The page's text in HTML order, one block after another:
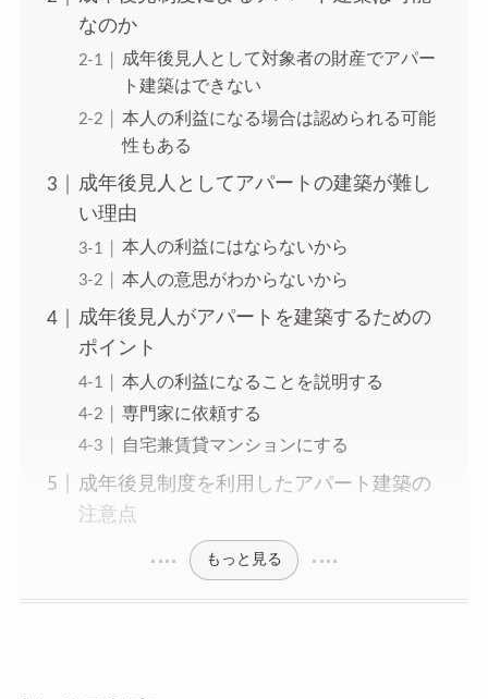
なのか
成年後見人として対象者の財産でアパー
ト建築はできない
本人の利益になる場合は認められる可能
性もある
成年後見人としてアパートの建築が難し
い理由
本人の利益にはならないから
本人の意思がわからないから
成年後見人がアパートを建築するための
ポイント
本人の利益になることを説明する
専門家に依頼する
自宅兼賃貸マンションにする
成年後見制度を利用したアパート建築の
注意点
もっと見る